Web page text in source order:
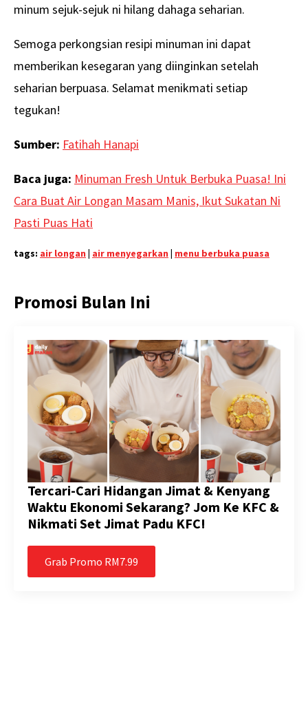
minum sejuk-sejuk ni hilang dahaga seharian.
Semoga perkongsian resipi minuman ini dapat
memberikan kesegaran yang diinginkan setelah
seharian berpuasa. Selamat menikmati setiap
tegukan!
Sumber: Fatihah Hanapi
Baca juga: Minuman Fresh Untuk Berbuka Puasa! Ini
Cara Buat Air Longan Masam Manis, Ikut Sukatan Ni
Pasti Puas Hati
tags: air longan | air menyegarkan | menu berbuka puasa
Promosi Bulan Ini
Tercari-Cari Hidangan Jimat & Kenyang
Waktu Ekonomi Sekarang? Jom Ke KFC &
Nikmati Set Jimat Padu KFC!
Grab Promo RM7.99